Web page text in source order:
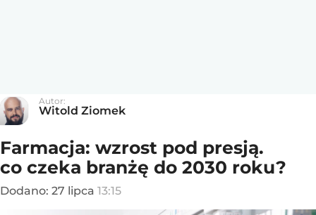
Autor:
Witold Ziomek
Farmacja: wzrost pod presją.
co czeka branżę do 2030 roku?
Dodano: 27 lipca 13:15